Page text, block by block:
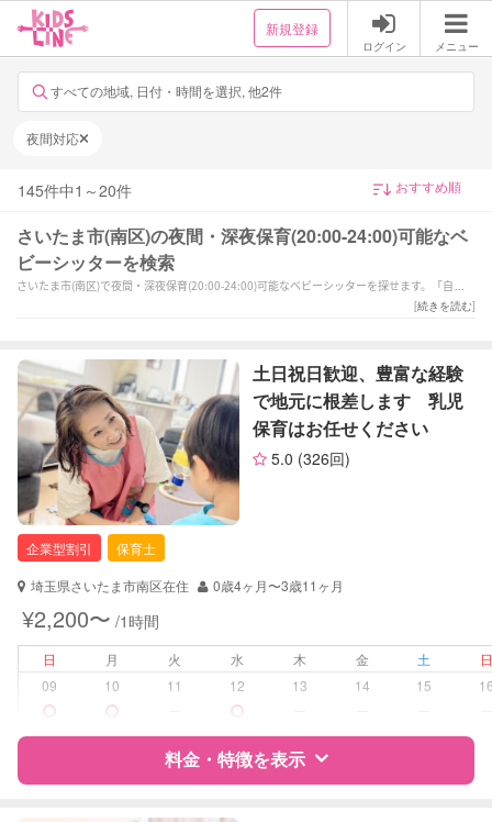
新規登録
ログイン メニュー
すべての地域, 日付・時間を選択, 他2件
夜間対応
145件中1 ～20件
さいたま市(南区)の夜間・深夜保育(20:00-24:00)可能なベ
ビーシッターを検索
さいたま市(南区)で夜間・深夜保育(20:00-24:00)可能なベビーシッターを探せます。「自主性
の強みを持つシッターが対応いたします。さいたま市(南区)で様々なスキルを持ったサポータ
ーの中から、ご予算や依頼内容に合わせて選んでいただけます。
[続きを読む]
土日祝日歓迎、豊富な経験
で地元に根差します 乳児
保育はお任せください
5.0 (326回)
企業型割引
保育士
埼玉県さいたま市南区在住
0歳4ヶ月〜3歳11ヶ月
¥2,200〜 /1時間
日 月 火 水 木 金 土
09
10 11 12 13 14 15
料金・特徴を表示